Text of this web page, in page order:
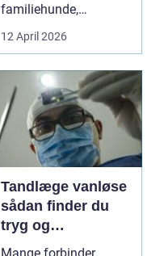
familiehunde,
jagthunde,
konkurrenceh...
12 April 2026
Tandlæge vanløse
sådan finder du
tryg og
professionel
Mange forbinder